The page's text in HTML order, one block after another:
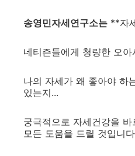
송영민자세연구소는 **자
네티즌들에게 청량한 오
나의 자세가 왜 좋아야 하
있는지...
궁극적으로 자세건강을
모든 도움을 드릴 것입니